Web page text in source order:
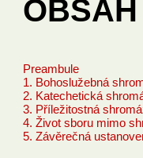
OBSAH
Preambule
1. Bohoslužebná
2. Katechetická
3. Příležitostná
4. Život sboru mimo
5. Závěrečná